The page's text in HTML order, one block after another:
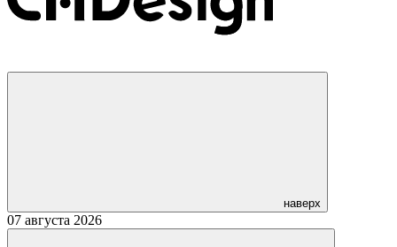
наверх
07 августа 2026